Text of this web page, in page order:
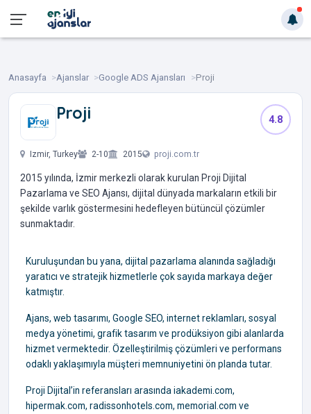
Anasayfa Ajanslar Google ADS Ajansları Proji
Proji 4.8
Izmir, Turkey 2-10 2015 proji.com.tr
2015 yılında, İzmir merkezli olarak kurulan Proji Dijital
Pazarlama ve SEO Ajansı, dijital dünyada markaların etkili bir
şekilde varlık göstermesini hedefleyen bütüncül çözümler
sunmaktadır.
Kuruluşundan bu yana, dijital pazarlama alanında sağladığı
yaratıcı ve stratejik hizmetlerle çok sayıda markaya değer
katmıştır.
Ajans, web tasarımı, Google SEO, internet reklamları, sosyal
medya yönetimi, grafik tasarım ve prodüksiyon gibi alanlarda
hizmet vermektedir. Özelleştirilmiş çözümleri ve performans
odaklı yaklaşımıyla müşteri memnuniyetini ön planda tutar.
Proji Dijital’in referansları arasında iakademi.com,
hipermak.com, radissonhotels.com, memorial.com ve